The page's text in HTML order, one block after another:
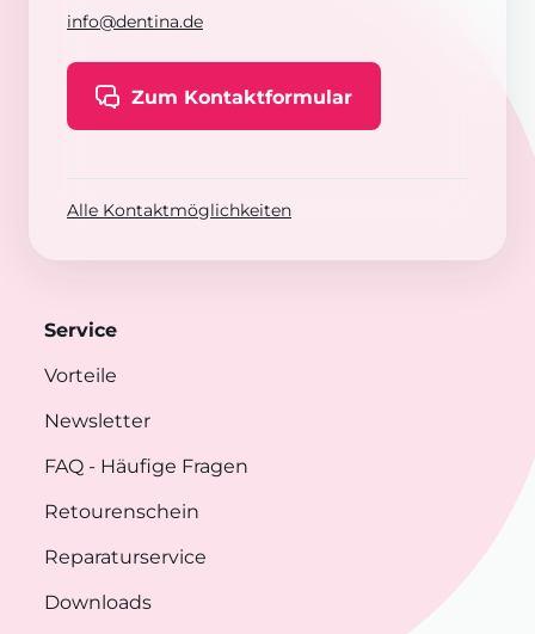
info@dentina.de
Zum Kontaktformular
Alle Kontaktmöglichkeiten
Service
Vorteile
Newsletter
FAQ - Häufige Fragen
Retourenschein
Reparaturservice
Downloads